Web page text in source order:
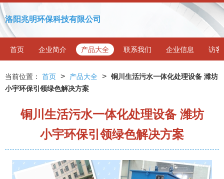
洛阳兆明环保科技有限公司
首页 企业简介 产品大全 联系我们 企业信息 访客
当前位置： 首页 > 产品大全 > 铜川生活污水一体化处理设备 潍坊
小宇环保引领绿色解决方案
铜川生活污水一体化处理设备 潍坊
小宇环保引领绿色解决方案